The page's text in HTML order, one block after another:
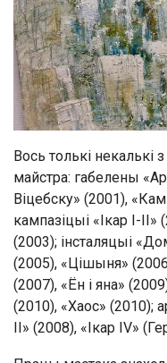
Вось толькі
майстра: габелены
Віцебску» (2001),
кампазіцыі «Ікар I-II»
(2003); інсталяцыі
(2005), «Цішыня»
(2007), «Ён і яна»
(2010), «Хаос» (2010);
II» (2008), «Ікар IV»